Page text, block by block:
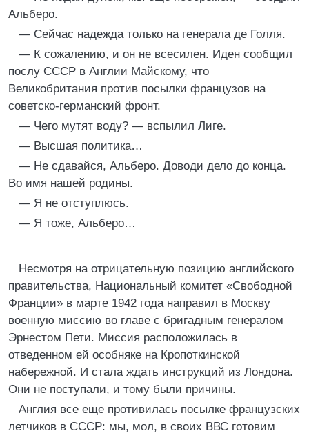
Альберо.
— Сейчас надежда только на генерала де Голля.
— К сожалению, и он не всесилен. Иден сообщил
послу СССР в Англии Майскому, что
Великобритания против посылки французов на
советско-германский фронт.
— Чего мутят воду? — вспылил Лиге.
— Высшая политика…
— Не сдавайся, Альберо. Доводи дело до конца.
Во имя нашей родины.
— Я не отступлюсь.
— Я тоже, Альберо…
Несмотря на отрицательную позицию английского
правительства, Национальный комитет «Свободной
Франции» в марте 1942 года направил в Москву
военную миссию во главе с бригадным генералом
Эрнестом Пети. Миссия расположилась в
отведенном ей особняке на Кропоткинской
набережной. И стала ждать инструкций из Лондона.
Они не поступали, и тому были причины.
Англия все еще противилась посылке французских
летчиков в СССР: мы, мол, в своих ВВС готовим